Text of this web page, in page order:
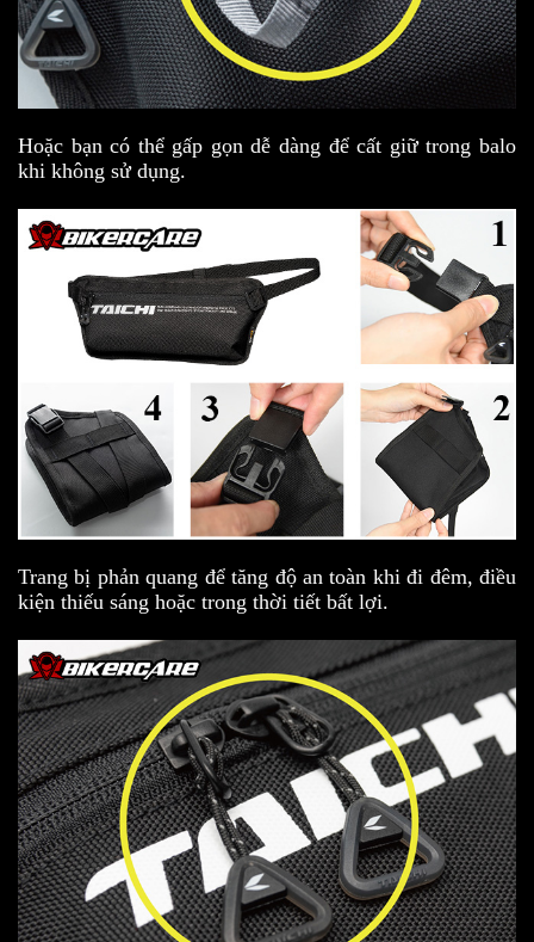
Hoặc bạn có thể gấp gọn dễ dàng để cất giữ trong balo
khi không sử dụng.
Trang bị phản quang để tăng độ an toàn khi đi đêm, điều
kiện thiếu sáng hoặc trong thời tiết bất lợi.